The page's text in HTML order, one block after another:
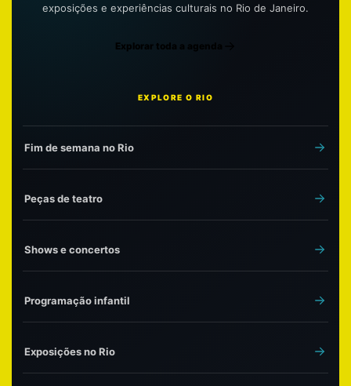
exposições e experiências culturais no Rio de Janeiro.
Explorar toda a agenda
EXPLORE O RIO
Fim de semana no Rio
Peças de teatro
Shows e concertos
Programação infantil
Exposições no Rio